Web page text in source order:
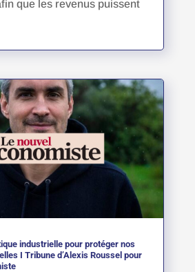
que les revenus puissent
industrielle pour protéger nos
I Tribune d’Alexis Roussel pour